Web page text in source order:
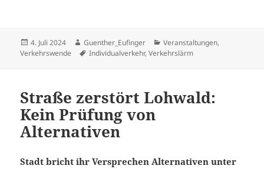
Veröffentlicht
am
4. Juli 2024 Autor
Guenther_Eufinger Kategorien
Veranstaltungen,
Verkehrswende
Schlagwörter
Individualverkehr,Verkehrslärm
Straße zerstört Lohwald:
Kein Prüfung von
Alternativen
Stadt bricht ihr Versprechen Alternativen unter